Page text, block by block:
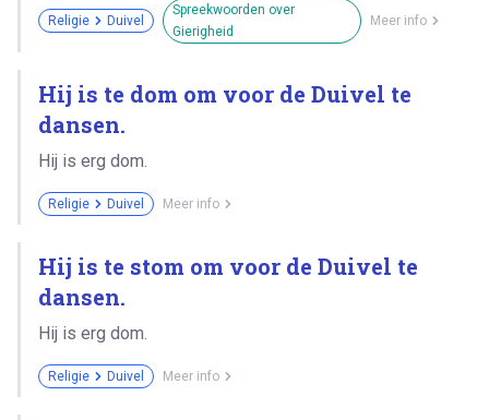
Religie Duivel
Spreekwoorden over
Gierigheid
Meer info
Hij is te dom om voor de Duivel te
dansen.
Hij is erg dom.
Religie Duivel Meer info
Hij is te stom om voor de Duivel te
dansen.
Hij is erg dom.
Religie Duivel Meer info